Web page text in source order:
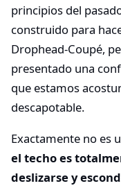
principios del
construido para
Drophead-Coupé,
presentado una
que estamos
descapotable.
Exactamente no es
el techo es
deslizarse y